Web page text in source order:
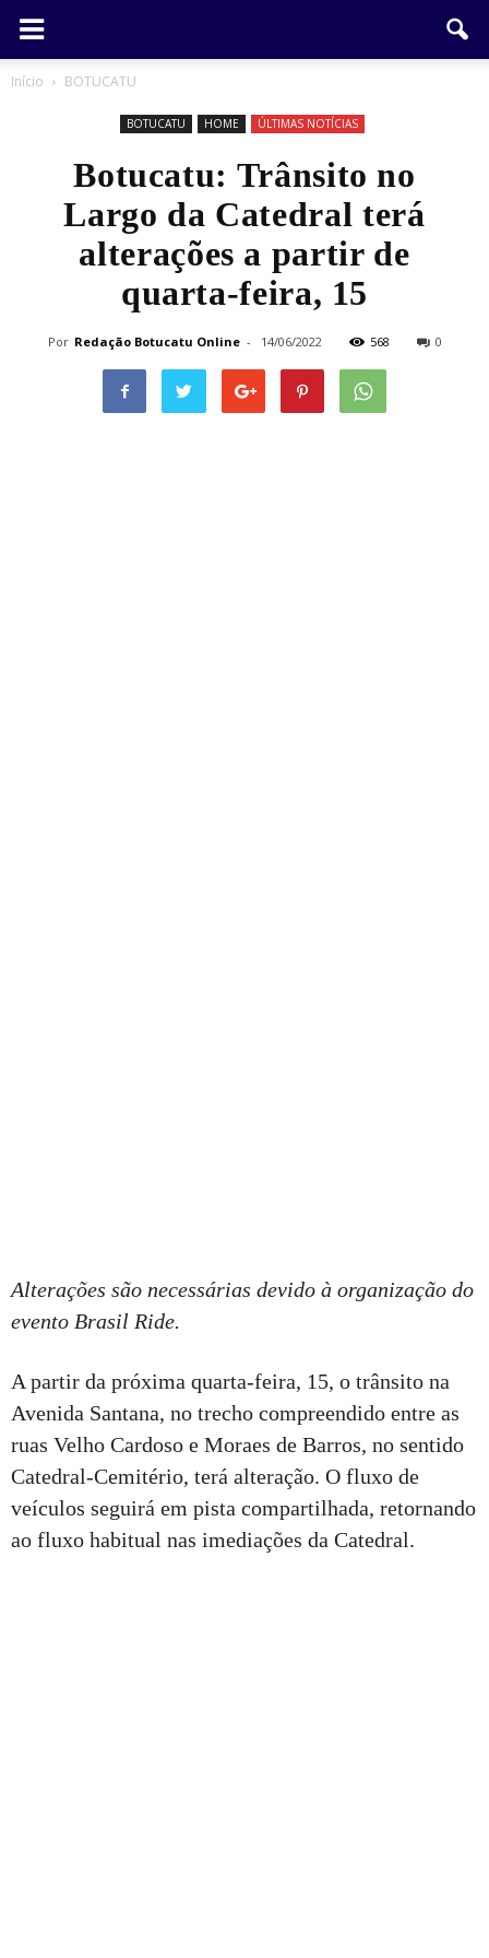
Início BOTUCATU
BOTUCATU HOME ÚLTIMAS NOTÍCIAS
Botucatu: Trânsito no
Largo da Catedral terá
alterações a partir de
quarta-feira, 15
Por Redação Botucatu Online - 14/06/2022 568 0
Alterações são necessárias devido à organização do
evento Brasil Ride.
A partir da próxima quarta-feira, 15, o trânsito na
Avenida Santana, no trecho compreendido entre as
ruas Velho Cardoso e Moraes de Barros, no sentido
Catedral-Cemitério, terá alteração. O fluxo de
veículos seguirá em pista compartilhada, retornando
ao fluxo habitual nas imediações da Catedral.